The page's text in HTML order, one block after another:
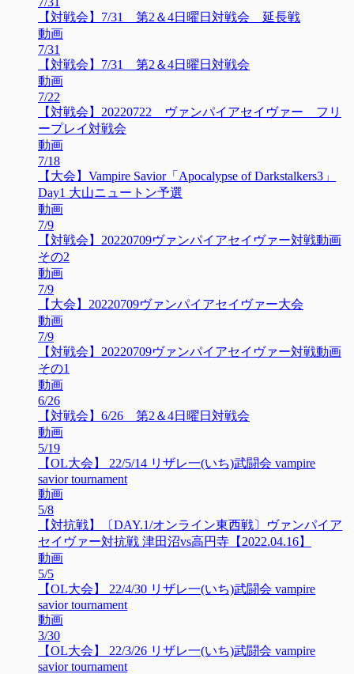
【対戦会】7/31 第2＆4日曜日対戦会 延長戦
動画
7/31
【対戦会】7/31 第2＆4日曜日対戦会
動画
7/22
【対戦会】20220722 ヴァンパイアセイヴァー フリ
ープレイ対戦会
動画
7/18
【大会】Vampire Savior「Apocalypse of Darkstalkers3」
Day1 大山ニュートン予選
動画
7/9
【対戦会】20220709ヴァンパイアセイヴァー対戦動画
その2
動画
7/9
【大会】20220709ヴァンパイアセイヴァー大会
動画
7/9
【対戦会】20220709ヴァンパイアセイヴァー対戦動画
その1
動画
6/26
【対戦会】6/26 第2＆4日曜日対戦会
動画
5/19
【OL大会】 22/5/14 リザレ一(いち)武闘会 vampire
savior tournament
動画
5/8
【対抗戦】〔DAY.1/オンライン東西戦〕ヴァンパイア
セイヴァー対抗戦 津田沼vs高円寺【2022.04.16】
動画
5/5
【OL大会】 22/4/30 リザレ一(いち)武闘会 vampire
savior tournament
動画
3/30
【OL大会】 22/3/26 リザレ一(いち)武闘会 vampire
savior tournament